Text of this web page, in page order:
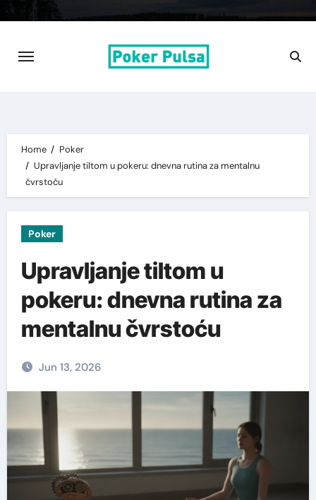
content
Home
Poker
Upravljanje tiltom u pokeru: dnevna rutina za mentalnu
čvrstoću
Poker
Upravljanje tiltom u
pokeru: dnevna rutina za
mentalnu čvrstoću
Jun 13, 2026